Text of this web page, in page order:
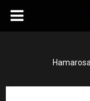
Rockvilág.hu
A zenei periódusos